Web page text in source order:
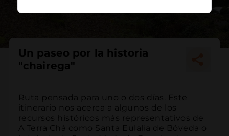
Un paseo por la historia
"chairega"
Ruta pensada para uno o dos días. Este
itinerario nos acerca a algunos de los
recursos históricos más representativos de
A Terra Chá como Santa Eulalia de Bóveda o